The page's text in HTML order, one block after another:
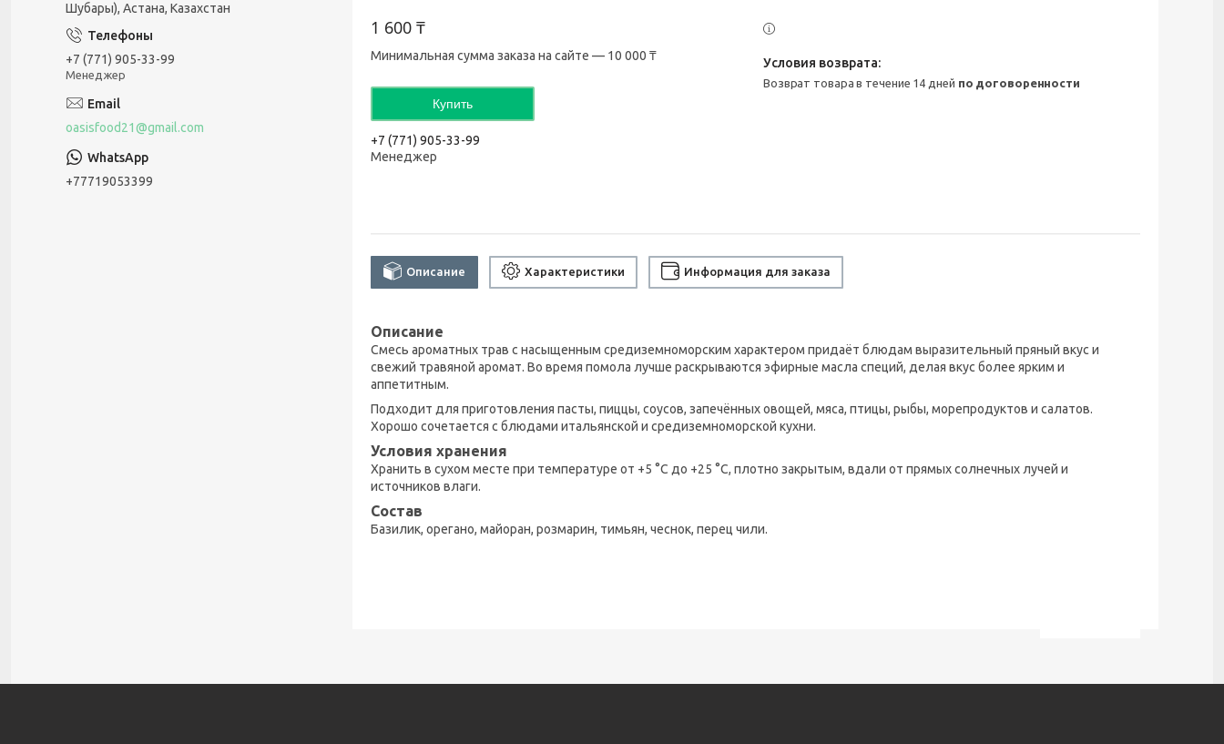
1 600 ₸
Минимальная сумма заказа на сайте — 10 000 ₸
Купить
+7 (771) 905-33-99
Менеджер
возврат товара в течение 14 дней по договоренности
Описание Характеристики Информация для заказа
Описание
Смесь ароматных трав с насыщенным средиземноморским характером придаёт блюдам выразительный пряный вкус и
свежий травяной аромат. Во время помола лучше раскрываются эфирные масла специй, делая вкус более ярким и
аппетитным.
Подходит для приготовления пасты, пиццы, соусов, запечённых овощей, мяса, птицы, рыбы, морепродуктов и салатов.
Хорошо сочетается с блюдами итальянской и средиземноморской кухни.
Условия хранения
Хранить в сухом месте при температуре от +5 °C до +25 °C, плотно закрытым, вдали от прямых солнечных лучей и
источников влаги.
Состав
Базилик, орегано, майоран, розмарин, тимьян, чеснок, перец чили.
Шубары), Астана, Казахстан
+7 (771) 905-33-99
Менеджер
oasisfood21@gmail.com
+77719053399